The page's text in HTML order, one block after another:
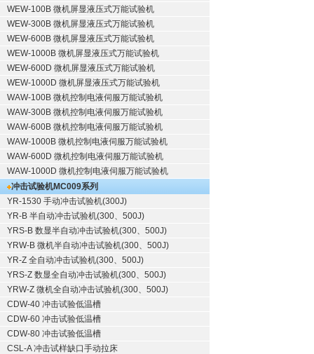
WEW-100B 微机屏显液压式万能试验机
WEW-300B 微机屏显液压式万能试验机
WEW-600B 微机屏显液压式万能试验机
WEW-1000B 微机屏显液压式万能试验机
WEW-600D 微机屏显液压式万能试验机
WEW-1000D 微机屏显液压式万能试验机
WAW-100B 微机控制电液伺服万能试验机
WAW-300B 微机控制电液伺服万能试验机
WAW-600B 微机控制电液伺服万能试验机
WAW-1000B 微机控制电液伺服万能试验机
WAW-600D 微机控制电液伺服万能试验机
WAW-1000D 微机控制电液伺服万能试验机
冲击试验机MC009系列
YR-1530 手动冲击试验机(300J)
YR-B 半自动冲击试验机(300、500J)
YRS-B 数显半自动冲击试验机(300、500J)
YRW-B 微机半自动冲击试验机(300、500J)
YR-Z 全自动冲击试验机(300、500J)
YRS-Z 数显全自动冲击试验机(300、500J)
YRW-Z 微机全自动冲击试验机(300、500J)
CDW-40 冲击试验低温槽
CDW-60 冲击试验低温槽
CDW-80 冲击试验低温槽
CSL-A 冲击试样缺口手动拉床